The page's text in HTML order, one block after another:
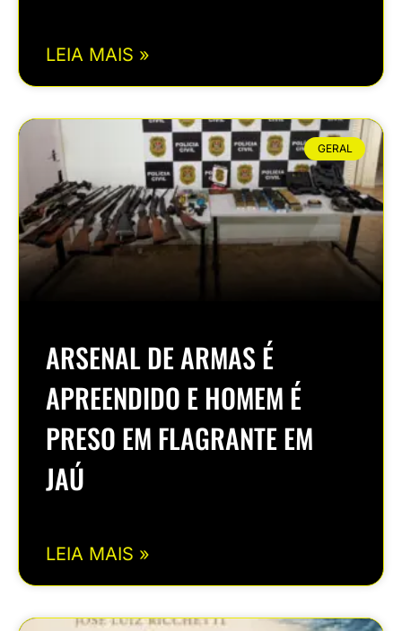
LEIA MAIS »
GERAL
ARSENAL DE ARMAS É
APREENDIDO E HOMEM É
PRESO EM FLAGRANTE EM
JAÚ
LEIA MAIS »